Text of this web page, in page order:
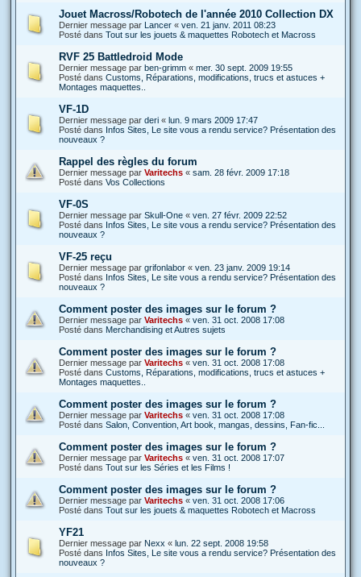
Jouet Macross/Robotech de l'année 2010 Collection DX
Dernier message par Lancer « ven. 21 janv. 2011 08:23
Posté dans Tout sur les jouets & maquettes Robotech et Macross
RVF 25 Battledroid Mode
Dernier message par ben-grimm « mer. 30 sept. 2009 19:55
Posté dans Customs, Réparations, modifications, trucs et astuces +
Montages maquettes..
VF-1D
Dernier message par deri « lun. 9 mars 2009 17:47
Posté dans Infos Sites, Le site vous a rendu service? Présentation des
nouveaux ?
Rappel des règles du forum
Dernier message par Varitechs « sam. 28 févr. 2009 17:18
Posté dans Vos Collections
VF-0S
Dernier message par Skull-One « ven. 27 févr. 2009 22:52
Posté dans Infos Sites, Le site vous a rendu service? Présentation des
nouveaux ?
VF-25 reçu
Dernier message par grifonlabor « ven. 23 janv. 2009 19:14
Posté dans Infos Sites, Le site vous a rendu service? Présentation des
nouveaux ?
Comment poster des images sur le forum ?
Dernier message par Varitechs « ven. 31 oct. 2008 17:08
Posté dans Merchandising et Autres sujets
Comment poster des images sur le forum ?
Dernier message par Varitechs « ven. 31 oct. 2008 17:08
Posté dans Customs, Réparations, modifications, trucs et astuces +
Montages maquettes..
Comment poster des images sur le forum ?
Dernier message par Varitechs « ven. 31 oct. 2008 17:08
Posté dans Salon, Convention, Art book, mangas, dessins, Fan-fic...
Comment poster des images sur le forum ?
Dernier message par Varitechs « ven. 31 oct. 2008 17:07
Posté dans Tout sur les Séries et les Films !
Comment poster des images sur le forum ?
Dernier message par Varitechs « ven. 31 oct. 2008 17:06
Posté dans Tout sur les jouets & maquettes Robotech et Macross
YF21
Dernier message par Nexx « lun. 22 sept. 2008 19:58
Posté dans Infos Sites, Le site vous a rendu service? Présentation des
nouveaux ?